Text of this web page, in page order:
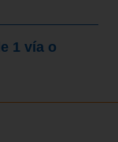
1 vía o
o